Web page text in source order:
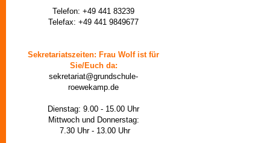
Telefon: +49 441 83239
Telefax: +49 441 9849677
Sekretariatszeiten: Frau Wolf ist für
Sie/Euch da:
sekretariat@grundschule-
roewekamp.de
Dienstag: 9.00 - 15.00 Uhr
Mittwoch und Donnerstag:
7.30 Uhr - 13.00 Uhr